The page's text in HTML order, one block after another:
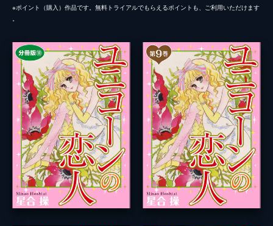
※ポイント（購⼊）作品です。無料トライアルでもらえるポイントも、ご利⽤いただけます
。